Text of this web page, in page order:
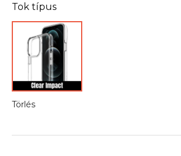
Tok típus
Törlés